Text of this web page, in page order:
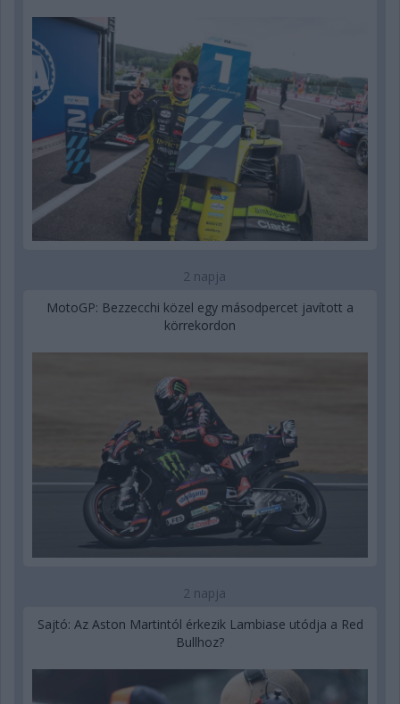
2 napja
MotoGP: Bezzecchi közel egy másodpercet javított a
körrekordon
2 napja
Sajtó: Az Aston Martintól érkezik Lambiase utódja a Red
Bullhoz?